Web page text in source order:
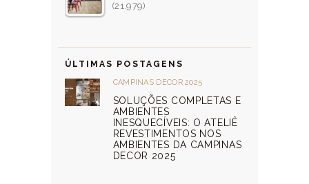
(21.979)
ÚLTIMAS POSTAGENS
CAMPINAS DECOR 2025
SOLUÇÕES COMPLETAS E
AMBIENTES
INESQUECÍVEIS: O ATELIÊ
REVESTIMENTOS NOS
AMBIENTES DA CAMPINAS
DECOR 2025